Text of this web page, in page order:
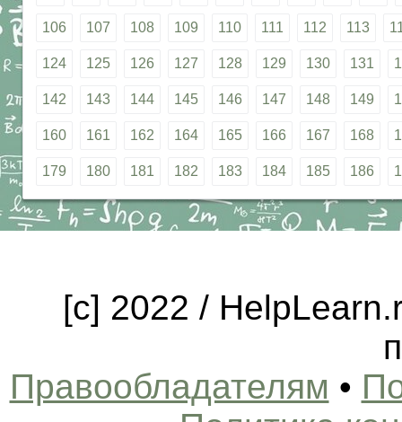
106 107 108 109 110 111 112 113
124 125 126 127 128 129 130 131
142 143 144 145 146 147 148 149
160 161 162 164 165 166 167 168
179 180 181 182 183 184 185 186
[c] 2022 /
Правообладателям •